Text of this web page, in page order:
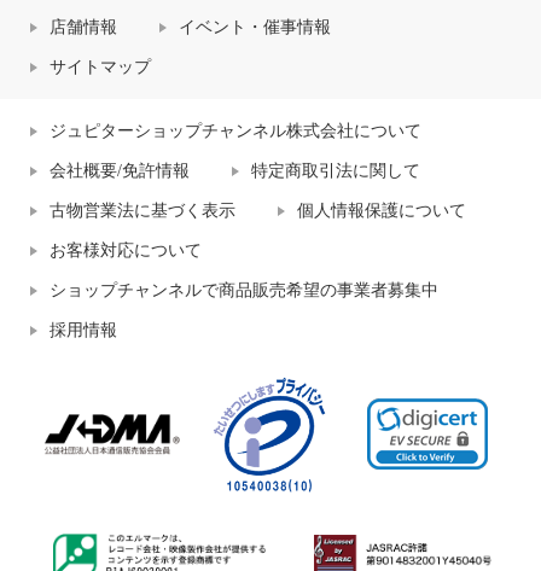
店舗情報 イベント・催事情報
サイトマップ
ジュピターショップチャンネル株式会社について
会社概要/免許情報 特定商取引法に関して
古物営業法に基づく表示 個人情報保護について
お客様対応について
ショップチャンネルで商品販売希望の事業者募集中
採用情報